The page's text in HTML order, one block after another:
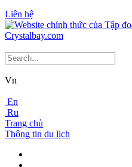
Liên hệ
Vn
En
Ru
Trang chủ
Thông tin du lịch